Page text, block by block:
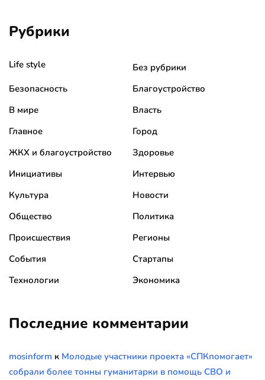
Рубрики
Life style
Без рубрики
Безопасность
Благоустройство
В мире
Власть
Главное
Город
ЖКХ и благоустройство
Здоровье
Инициативы
Интервью
Культура
Новости
Общество
Политика
Происшествия
Регионы
События
Стартапы
Технологии
Экономика
Последние комментарии
mosinform к Молодые участники проекта «СПКпомогает»
собрали более тонны гуманитарки в помощь СВО и